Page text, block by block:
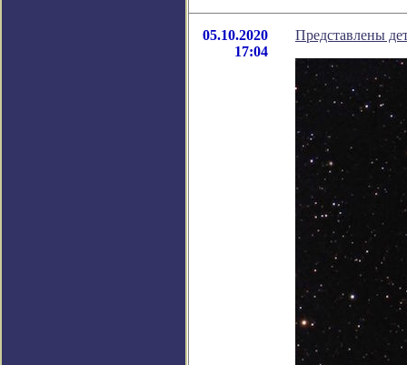
05.10.2020
17:04
Представлены